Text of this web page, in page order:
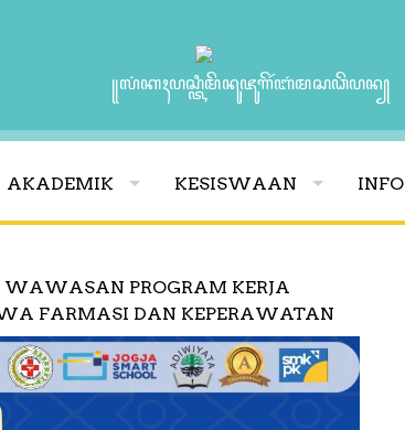
꧋ꦭꦁꦏꦃꦥꦱ꧀ꦠꦶꦩꦼꦤꦸꦗꦸꦒꦼꦂꦧꦁꦩꦱꦣꦼꦥꦤ꧀
AKADEMIK KESISWAAN INFO
WAWASAN PROGRAM KERJA
FARMASI DAN KEPERAWATAN